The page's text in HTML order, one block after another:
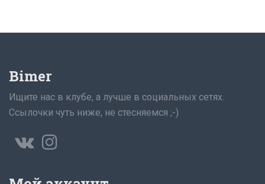
Bimer
Ищите нас в клубе, а лучше в социальных сетях.
Ссылочки чуть ниже, не стесняемся ;-)